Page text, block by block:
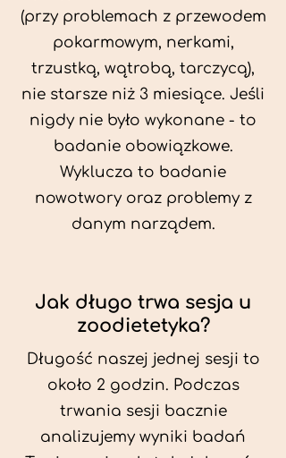
(przy problemach z przewodem
pokarmowym, nerkami,
trzustką, wątrobą, tarczycą),
nie starsze niż 3 miesiące. Jeśli
nigdy nie było wykonane - to
badanie obowiązkowe.
Wyklucza to badanie
nowotwory oraz problemy z
danym narządem.
Jak długo trwa sesja u
zoodietetyka?
Długość naszej jednej sesji to
około 2 godzin. Podczas
trwania sesji bacznie
analizujemy wyniki badań